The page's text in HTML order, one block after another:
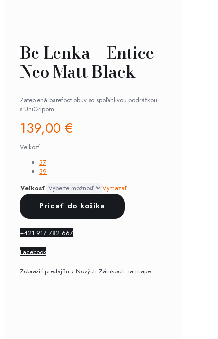
Be Lenka – Entice
Neo Matt Black
Zateplená barefoot obuv so spoľahlivou podrážkou
s UniGripom.
139,00€
Veľkosť
37
39
Veľkosť
Vymazať
množstvo
Lenka
Entice
Matt
Pridať do košíka
+421 917 782 667
Facebook
Zobraziť predajňu v Nových Zámkoch na mape.